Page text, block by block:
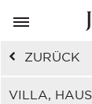
ZURÜCK
VILLA,